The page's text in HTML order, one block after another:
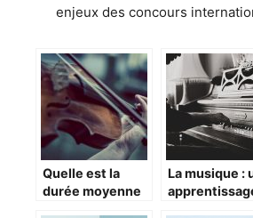
enjeux des concours
Quelle est la
durée moyenne
La musique :